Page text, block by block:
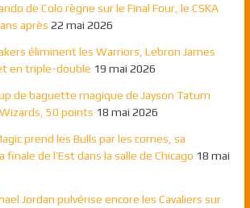
de Colo règne sur le Final Four, le CSKA
après 22 mai 2026
éliminent les Warriors, Lebron James
en triple-double 19 mai 2026
de baguette magique de Jayson Tatum
50 points 18 mai 2026
prend les Bulls par les cornes, sa
de l’Est dans la salle de Chicago 18 mai
Jordan pulvérise encore les Cavaliers sur